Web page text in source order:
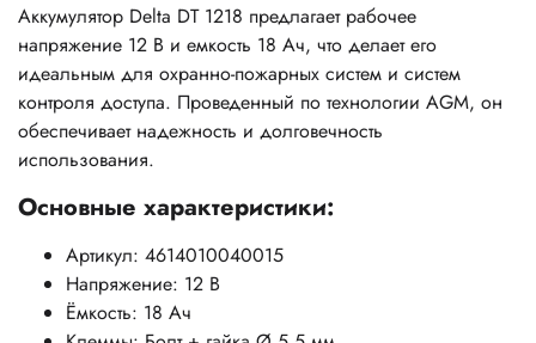
Аккумулятор Delta DT 1218 предлагает рабочее
напряжение 12 В и емкость 18 Ач, что делает его
идеальным для охранно-пожарных систем и систем
контроля доступа. Проведенный по технологии AGM, он
обеспечивает надежность и долговечность
использования.
Основные характеристики:
Артикул: 4614010040015
Напряжение: 12 В
Ёмкость: 18 Ач